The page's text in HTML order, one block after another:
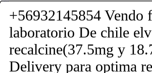
+56932145854 Vendo
laboratorio De chile
recalcine(37.5mg y
Delivery para optima